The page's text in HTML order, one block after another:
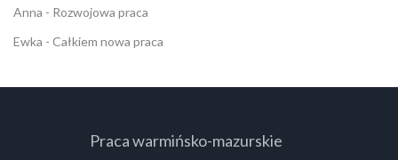
Anna - Rozwojowa praca
Ewka - Całkiem nowa praca
Praca warmińsko-mazurskie